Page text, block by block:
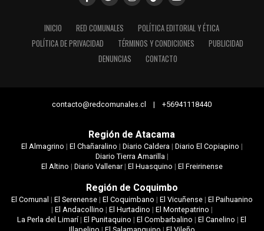
INICIO RED COMUNALES
POLÍTICA EDITORIAL Y ÉTICA
POLÍTICA DE PRIVACIDAD
TÉRMINOS Y CONDICIONES
PUBLICIDAD
DENUNCIAS
CONTACTO
contacto@redcomunales.cl | +56941118440
Región de Atacama
El Almagrino | El Chañaralino | Diario Caldera | Diario El Copiapino |
Diario Tierra Amarilla |
El Altino | Diario Vallenar| El Huasquino | El Freirinense
Región de Coquimbo
El Comunal | El Serenense| El Coquimbano | El Vicuñense| El Paihuanino
| El Andacollino | El Hurtadino | El Montepatrino |
La Perla del Limarí|El Punitaquino |El Combarbalino |El Canelino |El